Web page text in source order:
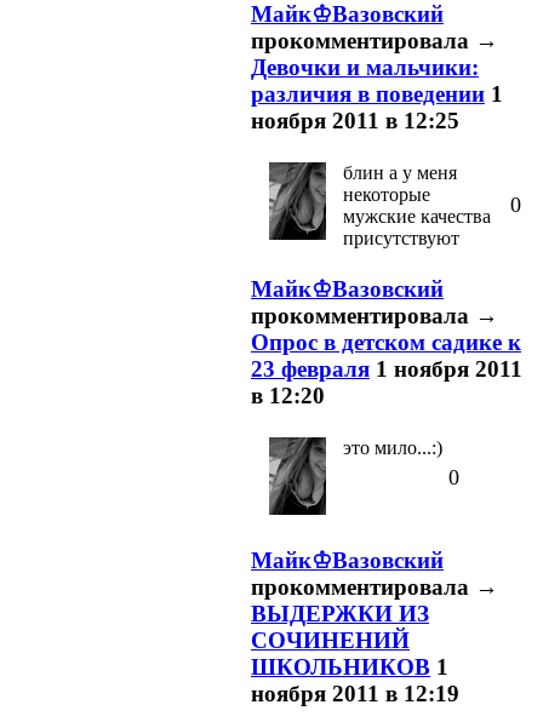
Майк♔Вазовский
прокомментировала →
Девочки и мальчики:
различия в поведении 1
ноября 2011 в 12:25
блин а у меня
некоторые
мужские качества
присутствуют
0
Майк♔Вазовский
прокомментировала →
Опрос в детском садике к
23 февраля 1 ноября 2011
в 12:20
это мило...:)
0
Майк♔Вазовский
прокомментировала →
ВЫДЕРЖКИ ИЗ
СОЧИНЕНИЙ
ШКОЛЬНИКОВ 1
ноября 2011 в 12:19